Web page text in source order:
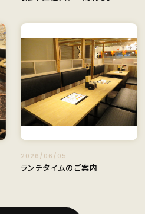
2026/06/05
ランチタイムのご案内